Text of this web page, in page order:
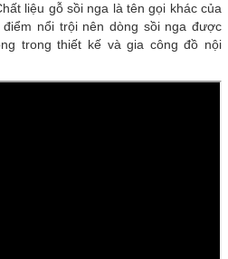
liệu gỗ sồi nga là tên gọi khác của
nổi trội nên dòng sồi nga được
trong thiết kế và gia công đồ nội